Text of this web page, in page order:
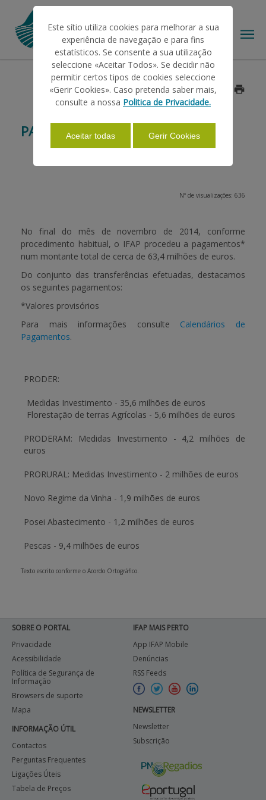
AJUDAS/APOIOS
INFORMAÇÕES
PAGAMENTOS
APOIO AO BENEFICIÁRIO
Entrar / Registar
PAGAMENTOS NOVEMBRO 2014
Data: 2014/11/28
Nº de visualizações: 636
No final do mês de novembro de 2014, conforme
procedimento habitual, o IFAP procedeu a pagamentos*
num montante total de cerca de 63,4 milhões de euros.
Do conjunto das transferências efetuadas, destacamos
os seguintes pagamentos:
*Valores provisórios
Para mais informações consulte Calendários de
Pagamentos.
PRODER:
Medidas Investimento - 35,6 milhões de euros
Florestação de terras Agrícolas - 5,6 milhões de euros
PRODERAM: Medidas Investimento - 4,2 milhões de
euros
PRORURAL: Medidas Investimento - 2 milhões de euros
Novo Regime da Vinha - 1,9 milhões de euros
Posei Abastecimento - 1,2 milhões de euros
Pescas - 9,4 milhões de euros
Texto escrito conforme o Acordo Ortográfico.
SOBRE O PORTAL
Privacidade
Acessibilidade
Política de Segurança de
Informação
Browsers de suporte
Mapa
INFORMAÇÃO ÚTIL
Contactos
Perguntas Frequentes
Ligações Úteis
Tabela de Preços
IFAP MAIS PERTO
App IFAP Mobile
Denúncias
RSS Feeds
NEWSLETTER
Newsletter
Subscrição
Este sítio utiliza cookies para melhorar a sua
experiência de navegação e para fins
estatísticos. Se consente a sua utilização
seleccione «Aceitar Todos». Se decidir não
permitir certos tipos de cookies seleccione
«Gerir Cookies». Caso pretenda saber mais,
consulte a nossa Politica de Privacidade.
Aceitar todas Gerir Cookies